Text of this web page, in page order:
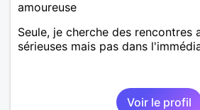
amoureuse
Seule, je cherche des rencontres
sérieuses mais pas dans
Voir le profil